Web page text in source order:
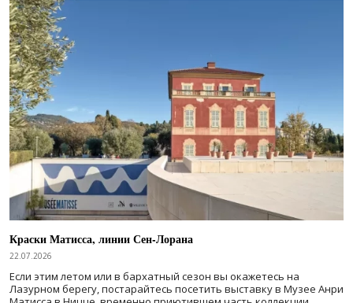
Краски Матисса, линии Сен-Лорана
22.07.2026
Если этим летом или в бархатный сезон вы окажетесь на
Лазурном берегу, постарайтесь посетить выставку в Музее Анри